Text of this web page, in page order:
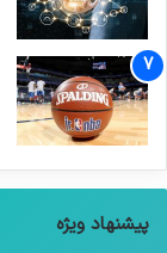
پیشنهاد ویژه